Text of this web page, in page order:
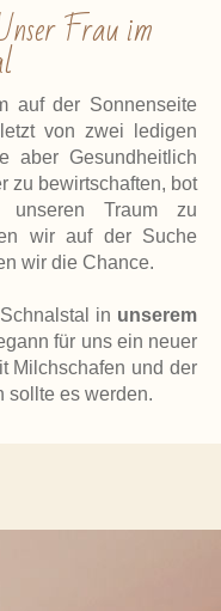
Frau im
auf der Sonnenseite
von zwei ledigen
aber Gesundheitlich
zu bewirtschaften, bot
Traum zu
wir auf der Suche
wir die Chance.
in unserem
für uns ein neuer
Milchschafen und der
sollte es werden.